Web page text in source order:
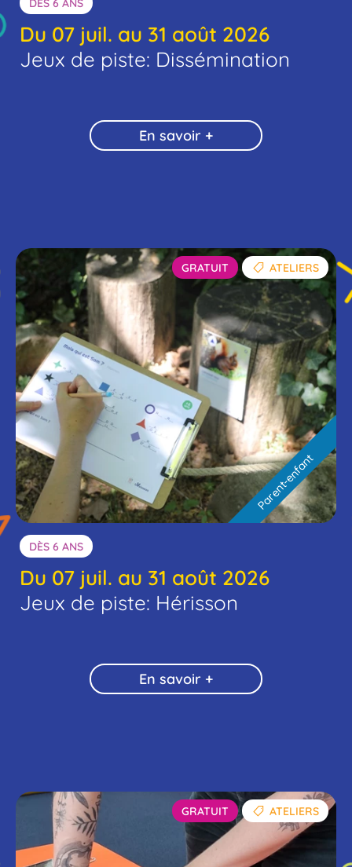
Du 07 juil. au 31 août 2026
Jeux de piste: Dissémination
En savoir +
GRATUIT ATELIERS
Parent-enfant
DÈS 6 ANS
Du 07 juil. au 31 août 2026
Jeux de piste: Hérisson
En savoir +
GRATUIT ATELIERS